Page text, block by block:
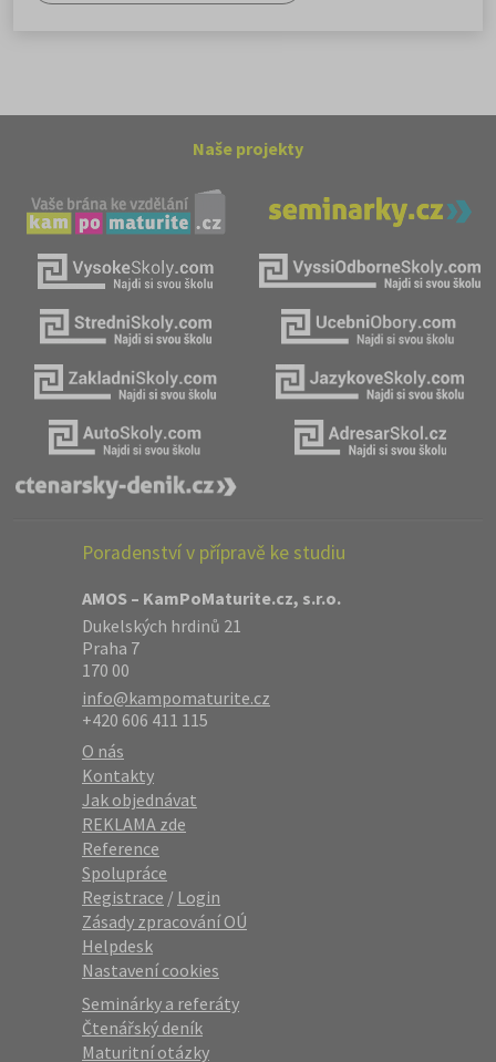
Naše projekty
Poradenství v přípravě ke studiu
AMOS – KamPoMaturite.cz, s.r.o.
Dukelských hrdinů 21
Praha 7
170 00
info@kampomaturite.cz
+420 606 411 115
O nás
Kontakty
Jak objednávat
REKLAMA zde
Reference
Spolupráce
Registrace / Login
Zásady zpracování OÚ
Helpdesk
Nastavení cookies
Seminárky a referáty
Čtenářský deník
Maturitní otázky